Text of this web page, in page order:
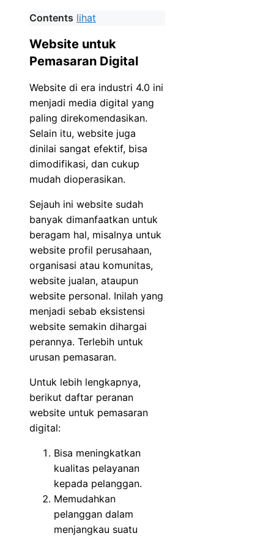
Contents lihat
Website untuk
Pemasaran Digital
Website di era industri 4.0 ini
menjadi media digital yang
paling direkomendasikan.
Selain itu, website juga
dinilai sangat efektif, bisa
dimodifikasi, dan cukup
mudah dioperasikan.
Sejauh ini website sudah
banyak dimanfaatkan untuk
beragam hal, misalnya untuk
website profil perusahaan,
organisasi atau komunitas,
website jualan, ataupun
website personal. Inilah yang
menjadi sebab eksistensi
website semakin dihargai
perannya. Terlebih untuk
urusan pemasaran.
Untuk lebih lengkapnya,
berikut daftar peranan
website untuk pemasaran
digital:
Bisa meningkatkan
kualitas pelayanan
kepada pelanggan.
Memudahkan
pelanggan dalam
menjangkau suatu